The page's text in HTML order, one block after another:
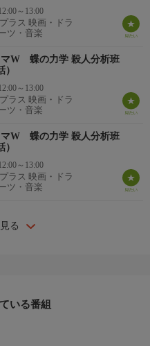
～13:00
ラス 映画・ドラ
ツ・音楽
マW 蝶の力学 殺人分析班
）
～13:00
ラス 映画・ドラ
ツ・音楽
マW 蝶の力学 殺人分析班
）
～13:00
ラス 映画・ドラ
ツ・音楽
る
いる番組